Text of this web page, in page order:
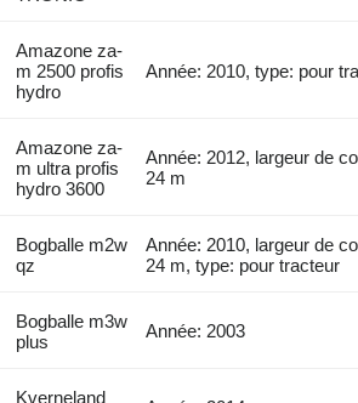
Amazone za-
m 2500 profis
hydro
Année: 2010, type: pour
Amazone za-
m ultra profis
hydro 3600
Année: 2012, largeur de
24 m
Bogballe m2w
qz
Année: 2010, largeur de
24 m, type: pour tracteur
Bogballe m3w
plus
Année: 2003
Kverneland